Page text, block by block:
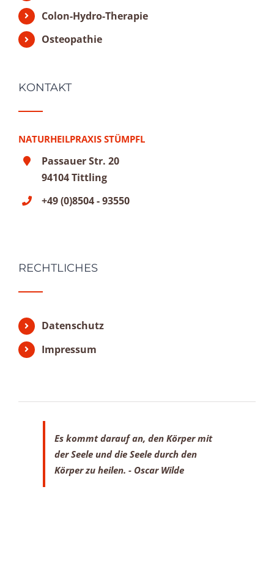
Colon-Hydro-Therapie
Osteopathie
KONTAKT
NATURHEILPRAXIS STÜMPFL
Passauer Str. 20
94104 Tittling
+49 (0)8504 - 93550
RECHTLICHES
Datenschutz
Impressum
Es kommt darauf an, den Körper mit
der Seele und die Seele durch den
Körper zu heilen. - Oscar Wilde